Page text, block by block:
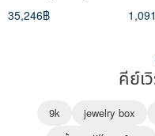
มุกอะโกย่า แหวนไข่มุ
35,246฿
คีย์เ
9k jewelry box